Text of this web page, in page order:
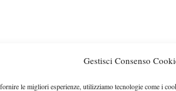
Gestisci Consenso
le migliori esperienze, utilizziamo tecnologie come i